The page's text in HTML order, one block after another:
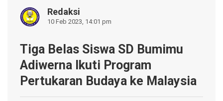
Redaksi
10 Feb 2023, 14:01 pm
Tiga Belas Siswa SD Bumimu
Adiwerna Ikuti Program
Pertukaran Budaya ke Malaysia